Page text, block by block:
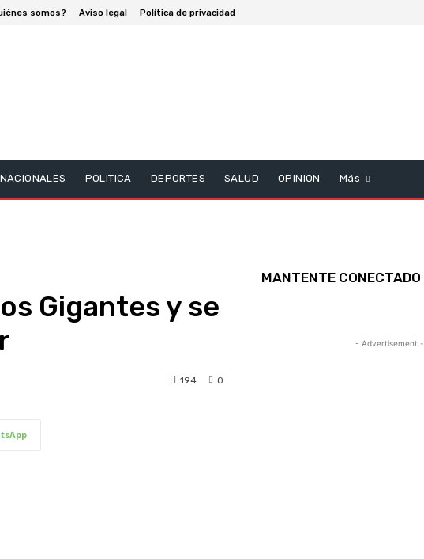
somos? Aviso legal Política de privacidad
POLITICA DEPORTES SALUD OPINION Más
Gigantes y se
0
194
MANTENTE CONECTADO
- Advertisement -